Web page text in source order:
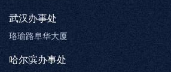
武汉办事处
珞瑜路阜华大厦
哈尔滨办事处